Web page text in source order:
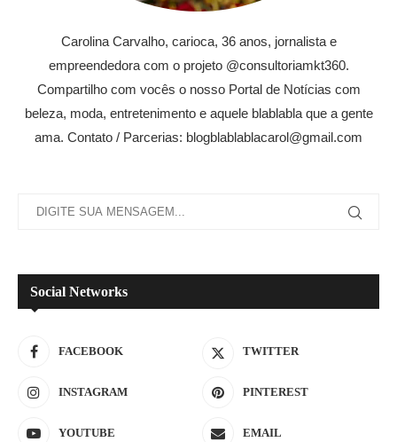
Carolina Carvalho, carioca, 36 anos, jornalista e
empreendedora com o projeto @consultoriamkt360.
Compartilho com vocês o nosso Portal de Notícias com
beleza, moda, entretenimento e aquele blablabla que a gente
ama. Contato / Parcerias: blogblablablacarol@gmail.com
Social Networks
FACEBOOK TWITTER
INSTAGRAM PINTEREST
YOUTUBE EMAIL